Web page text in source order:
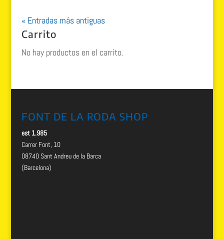
« Entradas más antiguas
Carrito
No hay productos en el carrito.
FONT DE LA RODA SHOP
est 1.985
Carrer Font, 10
08740 Sant Andreu de la Barca
(Barcelona)